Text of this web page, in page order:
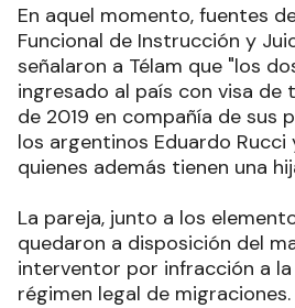
En aquel momento, fuentes
Funcional de Instrucción y
señalaron a Télam que "los
ingresado al país con visa
de 2019 en compañía de sus
los argentinos Eduardo Rucci
quienes además tienen una
La pareja, junto a los
quedaron a disposición del
interventor por infracción a
régimen legal de migraciones.